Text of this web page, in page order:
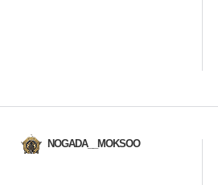
NOGADA__MOKSOO